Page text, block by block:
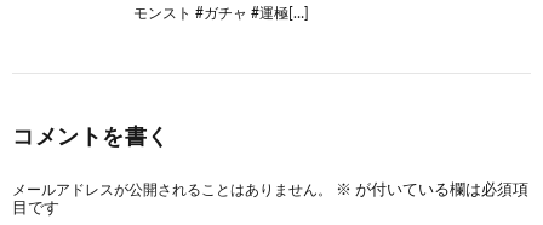
モンスト #ガチャ #運極[…]
コメントを書く
メールアドレスが公開されることはありません。 ※ が付いている欄は必須項
目です